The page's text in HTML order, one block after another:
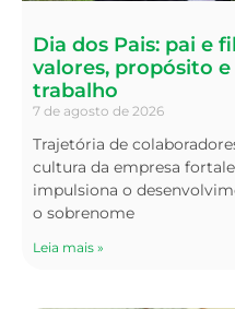
Dia dos Pais: pai e
valores, propósito
trabalho
7 de agosto de 2026
Trajetória de
cultura da empresa
impulsiona o
o sobrenome
Leia mais »